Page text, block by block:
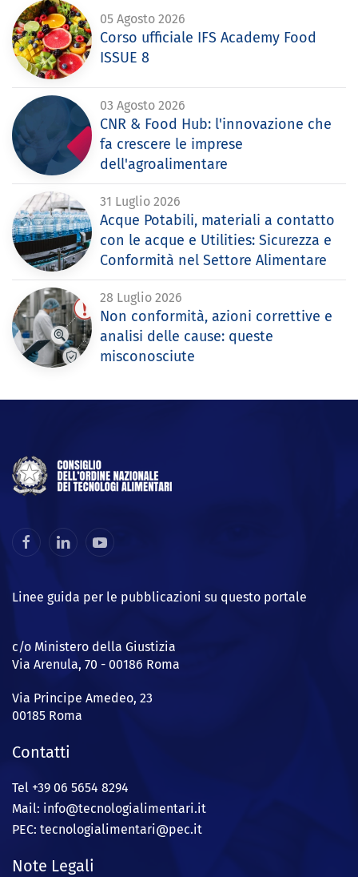
05 Agosto 2026
Corso ufficiale IFS Academy Food
ISSUE 8
03 Agosto 2026
CNR & Food Hub: l'innovazione che
fa crescere le imprese
dell'agroalimentare
31 Luglio 2026
Acque Potabili, materiali a contatto
con le acque e Utilities: Sicurezza e
Conformità nel Settore Alimentare
28 Luglio 2026
Non conformità, azioni correttive e
analisi delle cause: queste
misconosciute
Linee guida per le pubblicazioni su questo portale
c/o Ministero della Giustizia
Via Arenula, 70 - 00186 Roma
Via Principe Amedeo, 23
00185 Roma
Contatti
Tel +39 06 5654 8294
Mail: info@tecnologialimentari.it
PEC: tecnologialimentari@pec.it
Note Legali